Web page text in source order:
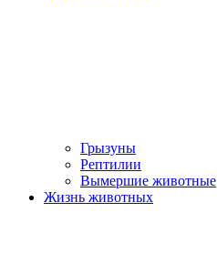
Грызуны
Рептилии
Вымершие животные
Жизнь животных